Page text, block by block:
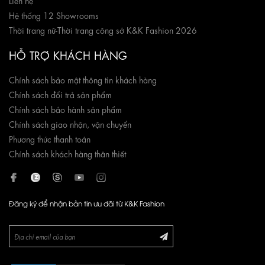
Hệ thống 12 Showrooms
Thời trang nữ-Thời trang công sở K&K Fashion 2026
HỖ TRỢ KHÁCH HÀNG
Chính sách bảo mật thông tin khách hàng
Chính sách đổi trả sản phẩm
Chính sách bảo hành sản phẩm
Chính sách giao nhận, vận chuyển
Phương thức thanh toán
Chính sách khách hàng thân thiết
Đăng ký để nhận bản tin ưu đãi từ K&K Fashion